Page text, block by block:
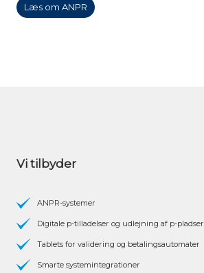
Læs om ANPR
Vi tilbyder
ANPR-systemer
Digitale p-tilladelser og udlejning af p-pladser
Tablets for validering og betalingsautomater
Smarte systemintegrationer